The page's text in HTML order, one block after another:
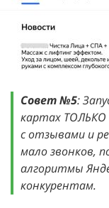
Совет №5:
картах ТОЛЬКО
с отзывами и
мало звонков,
алгоритмы
конкурентам.